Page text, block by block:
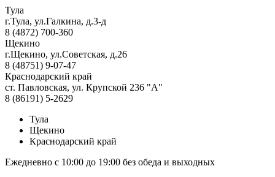
Тула
г.Тула, ул.Галкина, д.3-д
8 (4872) 700-360
Щекино
г.Щекино, ул.Советская, д.26
8 (48751) 9-07-47
Краснодарский край
ст. Павловская, ул. Крупской 236 "А"
8 (86191) 5-2629
Тула
Щекино
Краснодарский край
Ежедневно с 10:00 до 19:00 без обеда и выходных